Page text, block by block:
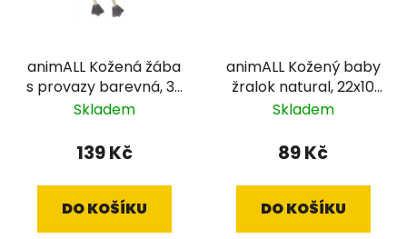
animALL Kožená žába
s provazy barevná, 33
cm
Skladem
139 Kč
DO KOŠÍKU
animALL Kožený baby
žralok natural, 22x10
cm
Skladem
89 Kč
DO KOŠÍKU